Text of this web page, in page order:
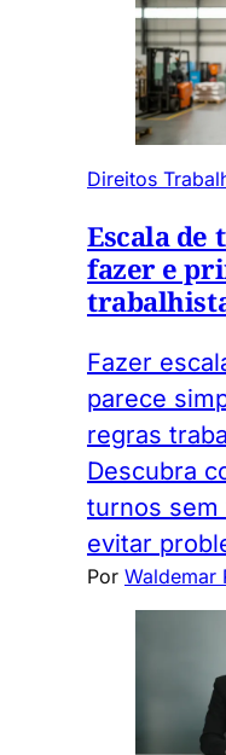
Direitos
Escala de
fazer e
Fazer
parece
regras
Descubra
turnos sem
evitar
Por Waldemar